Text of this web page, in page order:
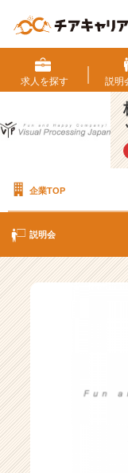
求人を探す 説明
企業TOP
説明会